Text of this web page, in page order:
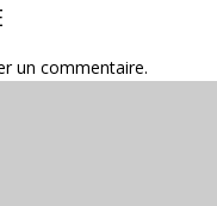
un commentaire.